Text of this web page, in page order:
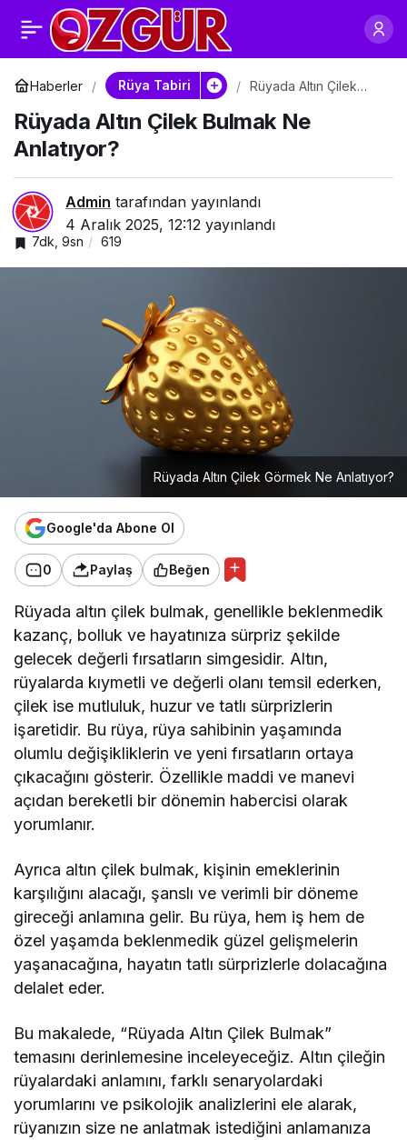
Haberler Rüya Tabiri
Rüyada Altın Çilek
Rüyada Altın Çilek Bulmak Ne
Anlatıyor?
Admin tarafından yayınlandı
4 Aralık 2025, 12:12 yayınlandı
7dk, 9sn 619
Rüyada Altın Çilek Görmek Ne Anlatıyor?
Google'da Abone Ol
0 Paylaş Beğen
Rüyada altın çilek bulmak, genellikle beklenmedik
kazanç, bolluk ve hayatınıza sürpriz şekilde
gelecek değerli fırsatların simgesidir. Altın,
rüyalarda kıymetli ve değerli olanı temsil ederken,
çilek ise mutluluk, huzur ve tatlı sürprizlerin
işaretidir. Bu rüya, rüya sahibinin yaşamında
olumlu değişikliklerin ve yeni fırsatların ortaya
çıkacağını gösterir. Özellikle maddi ve manevi
açıdan bereketli bir dönemin habercisi olarak
yorumlanır.
Ayrıca altın çilek bulmak, kişinin emeklerinin
karşılığını alacağı, şanslı ve verimli bir döneme
gireceği anlamına gelir. Bu rüya, hem iş hem de
özel yaşamda beklenmedik güzel gelişmelerin
yaşanacağına, hayatın tatlı sürprizlerle dolacağına
delalet eder.
Bu makalede, “Rüyada Altın Çilek Bulmak”
temasını derinlemesine inceleyeceğiz. Altın çileğin
rüyalardaki anlamını, farklı senaryolardaki
yorumlarını ve psikolojik analizlerini ele alarak,
rüyanızın size ne anlatmak istediğini anlamanıza
Rüyada Altın Armut
Bulmak Ne Anlatıyor?
Paylaş